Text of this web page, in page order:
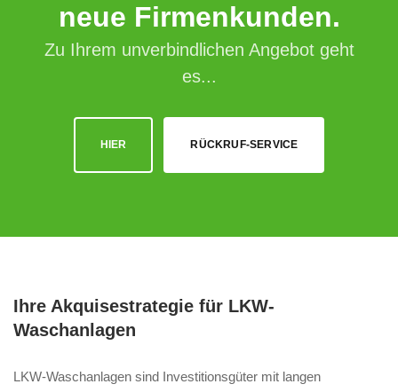
neue Firmenkunden.
Zu Ihrem unverbindlichen Angebot geht
es...
HIER RÜCKRUF-SERVICE
Ihre Akquisestrategie für LKW-
Waschanlagen
LKW-Waschanlagen sind Investitionsgüter mit langen